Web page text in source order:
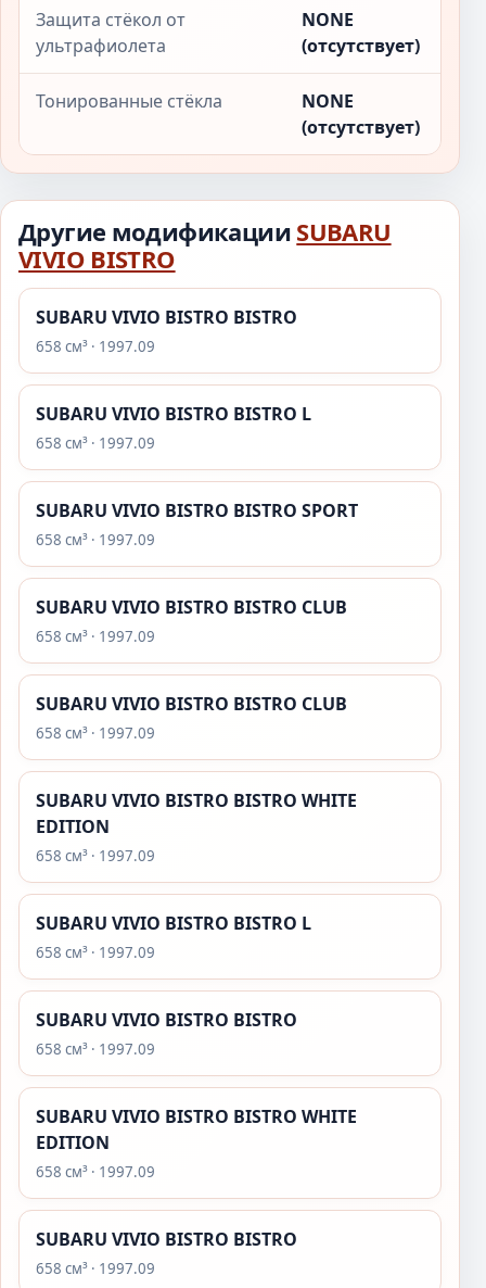
Защита стёкол от
ультрафиолета
NONE
(отсутствует)
Тонированные стёкла
NONE
(отсутствует)
Другие модификации SUBARU
VIVIO BISTRO
SUBARU VIVIO BISTRO BISTRO
658 см³ · 1997.09
SUBARU VIVIO BISTRO BISTRO L
658 см³ · 1997.09
SUBARU VIVIO BISTRO BISTRO SPORT
658 см³ · 1997.09
SUBARU VIVIO BISTRO BISTRO CLUB
658 см³ · 1997.09
SUBARU VIVIO BISTRO BISTRO CLUB
658 см³ · 1997.09
SUBARU VIVIO BISTRO BISTRO WHITE
EDITION
658 см³ · 1997.09
SUBARU VIVIO BISTRO BISTRO L
658 см³ · 1997.09
SUBARU VIVIO BISTRO BISTRO
658 см³ · 1997.09
SUBARU VIVIO BISTRO BISTRO WHITE
EDITION
658 см³ · 1997.09
SUBARU VIVIO BISTRO BISTRO
658 см³ · 1997.09